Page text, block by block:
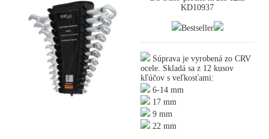
KD10937
Bestseller
Súprava je vyrobená zo CRV
ocele. Skladá sa z 12 kusov
kľúčov s veľkosťami:
6-14 mm
17 mm
9 mm
22 mm